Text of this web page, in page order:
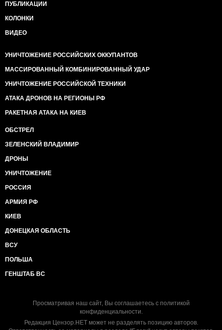
ПУБЛИКАЦИИ
КОЛОНКИ
ВИДЕО
УНИЧТОЖЕНИЕ РОССИЙСКИХ ОККУПАНТОВ
МАССИРОВАННЫЙ КОМБИНИРОВАННЫЙ УДАР
УНИЧТОЖЕНИЕ РОССИЙСКОЙ ТЕХНИКИ
АТАКА ДРОНОВ НА РЕГИОНЫ РФ
РАКЕТНАЯ АТАКА НА КИЕВ
ОБСТРЕЛ
ЗЕЛЕНСКИЙ ВЛАДИМИР
ДРОНЫ
УНИЧТОЖЕНИЕ
РОССИЯ
АРМИЯ РФ
КИЕВ
ДОНЕЦКАЯ ОБЛАСТЬ
ВСУ
ПОЛЬША
ГЕНШТАБ ВС
Просматривая наш сайт, Вы соглашаетесь с политикой
конфиденциальности.
Редакция Цензор.НЕТ может не разделять позицию авторов.